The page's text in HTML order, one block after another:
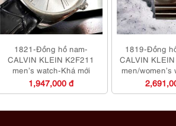
1821-Đồng hồ nam-
CALVIN KLEIN K2F211
men’s watch-Khá mới
1,947,000 đ
1819-Đồng
CALVIN
men/
mới